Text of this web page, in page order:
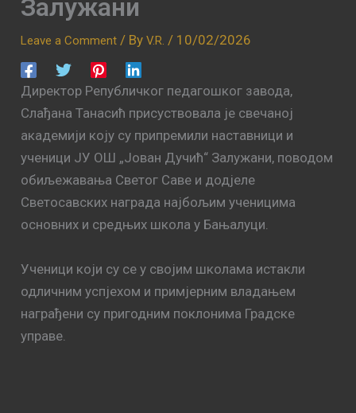
Залужани
Leave a Comment / ByV.R./ 10/02/2026
Директор Републичког педагошког завода,
Слађана Танасић присуствовала је свечаној
академији коју су припремили наставници и
ученици ЈУ ОШ „Јован Дучић“ Залужани, поводом
обиљежавања Светог Саве и додјеле
Светосавских награда најбољим ученицима
основних и средњих школа у Бањалуци.
Ученици који су се у својим школама истакли
одличним успјехом и примјерним владањем
награђени су пригодним поклонима Градске
управе.